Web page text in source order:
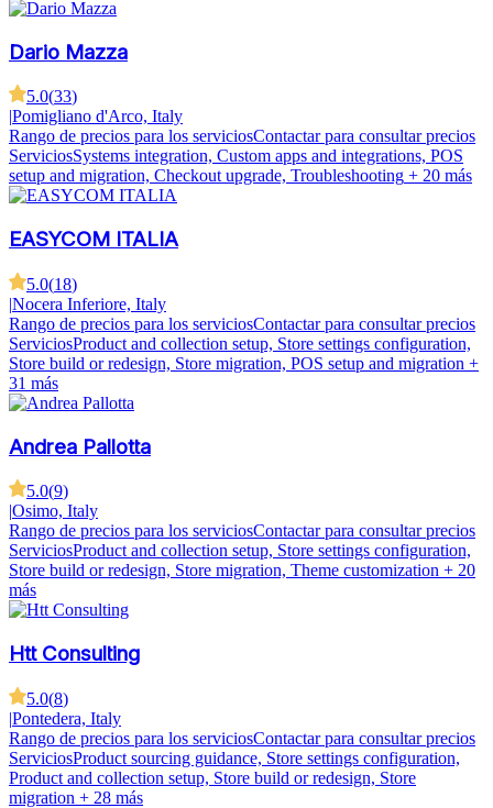
Dario Mazza
5.0(33)
Pomigliano d'Arco, Italy
Rango de precios para los serviciosContactar para consultar precios
ServiciosSystems integration, Custom apps and integrations, POS
setup and migration, Checkout upgrade, Troubleshooting + 20 más
EASYCOM ITALIA
5.0(18)
|Nocera Inferiore, Italy
Rango de precios para los serviciosContactar para consultar precios
ServiciosProduct and collection setup, Store settings configuration,
Store build or redesign, Store migration, POS setup and migration +
31 más
Andrea Pallotta
5.0(9)
|Osimo, Italy
Rango de precios para los serviciosContactar para consultar precios
ServiciosProduct and collection setup, Store settings configuration,
Store build or redesign, Store migration, Theme customization + 20
más
Htt Consulting
5.0(8)
|Pontedera, Italy
Rango de precios para los serviciosContactar para consultar precios
ServiciosProduct sourcing guidance, Store settings configuration,
Product and collection setup, Store build or redesign, Store
migration + 28 más